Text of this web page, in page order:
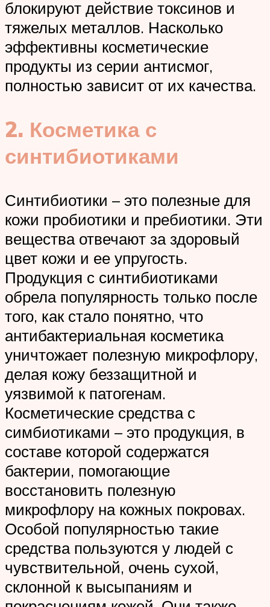
блокируют действие токсинов и
тяжелых металлов. Насколько
эффективны косметические
продукты из серии антисмог,
полностью зависит от их качества.
2. Косметика с
синтибиотиками
Синтибиотики – это полезные для
кожи пробиотики и пребиотики. Эти
вещества отвечают за здоровый
цвет кожи и ее упругость.
Продукция с синтибиотиками
обрела популярность только после
того, как стало понятно, что
антибактериальная косметика
уничтожает полезную микрофлору,
делая кожу беззащитной и
уязвимой к патогенам.
Косметические средства с
симбиотиками – это продукция, в
составе которой содержатся
бактерии, помогающие
восстановить полезную
микрофлору на кожных покровах.
Особой популярностью такие
средства пользуются у людей с
чувствительной, очень сухой,
склонной к высыпаниям и